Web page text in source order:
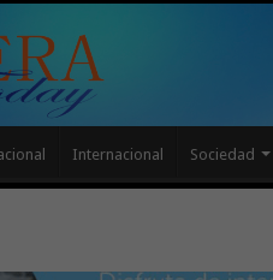
Internacional Sociedad